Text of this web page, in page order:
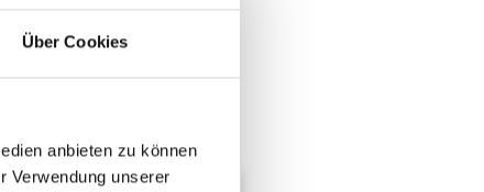
Über Cookies
anbieten zu können
Verwendung unserer